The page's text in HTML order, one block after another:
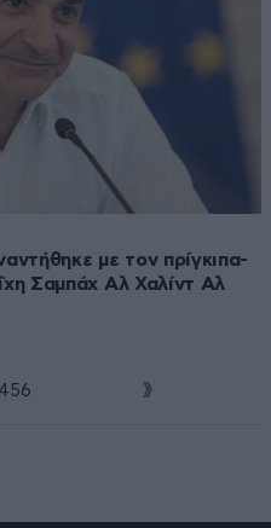
με τον πρίγκιπα-
Σαμπάχ Αλ Χαλίντ Αλ
4 56